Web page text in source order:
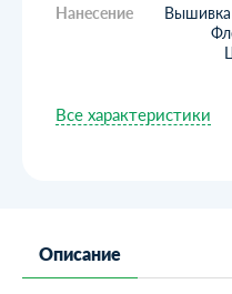
Нанесение
Все характеристики
Описание